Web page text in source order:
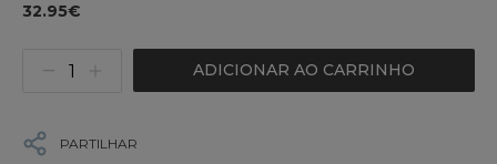
32.95€
ADICIONAR AO CARRINHO
PARTILHAR